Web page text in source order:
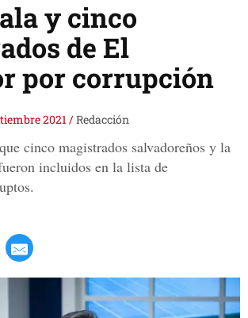
y cinco
de El
por corrupción
2021/Redacción
cinco magistrados salvadoreños y la
incluidos en la lista de